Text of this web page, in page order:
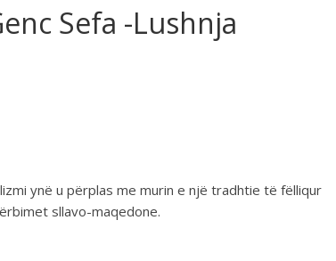
Sefa -Lushnja
ynë u përplas me murin e një tradhtie të fëlliqur
sllavo-maqedone.